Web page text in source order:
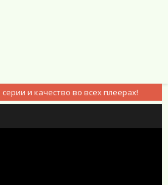
и качество во всех плеерах!